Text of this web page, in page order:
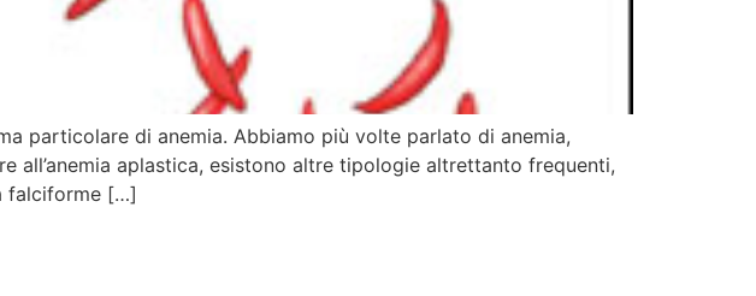
particolare di anemia. Abbiamo più volte parlato di anemia,
all’anemia aplastica, esistono altre tipologie altrettanto frequenti,
falciforme […]